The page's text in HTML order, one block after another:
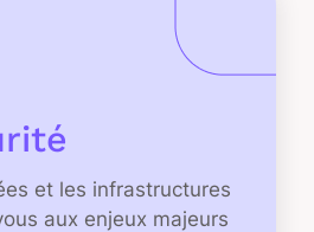
et les infrastructures
aux enjeux majeurs